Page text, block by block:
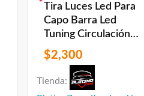
Tira Luces Led Para
Capo Barra Led
Tuning Circulación
Diurna
$2,300
Tienda: